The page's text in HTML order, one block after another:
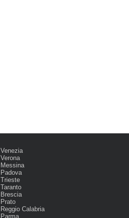
Venezia
Verona
Messina
Padova
Trieste
Taranto
Brescia
Prato
Reggio Calabria
Parma